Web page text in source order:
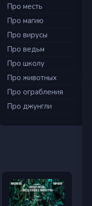
Про месть
Про магию
Про вирусы
Про ведьм
Про школу
Про животных
Про ограбления
Про джунгли